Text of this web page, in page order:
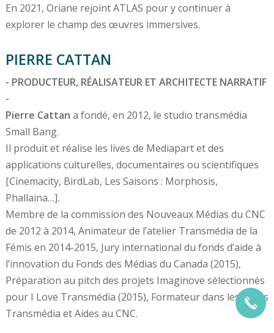
En 2021, Oriane rejoint ATLAS pour y continuer à
explorer le champ des œuvres immersives.
PIERRE CATTAN
- PRODUCTEUR, RÉALISATEUR ET ARCHITECTE NARRATIF
-
Pierre Cattan a fondé, en 2012, le studio transmédia
Small Bang.
Il produit et réalise les lives de Mediapart et des
applications culturelles, documentaires ou scientifiques
[Cinemacity, BirdLab, Les Saisons : Morphosis,
Phallaina…].
Membre de la commission des Nouveaux Médias du CNC
de 2012 à 2014, Animateur de l’atelier Transmédia de la
Fémis en 2014-2015, Jury international du fonds d’aide à
l’innovation du Fonds des Médias du Canada (2015),
Préparation au pitch des projets Imaginove sélectionnés
pour I Love Transmédia (2015), Formateur dans les cycles
Transmédia et Aides au CNC.